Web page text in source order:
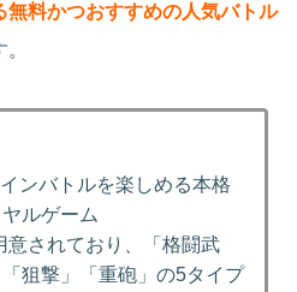
無料かつおすすめの人気バトル
ンバトルを楽しめる本格
ルゲーム
意されており、「格闘武
狙撃」「重砲」の5タイプ